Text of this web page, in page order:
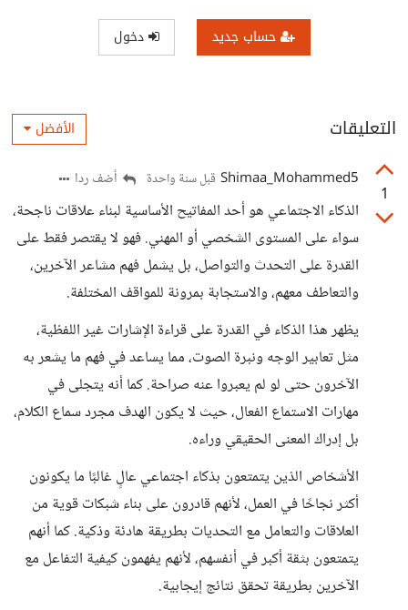
حساب جديد دخول
التعليقات الأفضل
1
Shimaa_Mohammed5 قبل سنة واحدة أضف ردا
الذكاء الاجتماعي هو أحد المفاتيح الأساسية لبناء علاقات ناجحة،
سواء على المستوى الشخصي أو المهني. فهو لا يقتصر فقط على
القدرة على التحدث والتواصل، بل يشمل فهم مشاعر الآخرين،
والتعاطف معهم، والاستجابة بمرونة للمواقف المختلفة.
يظهر هذا الذكاء في القدرة على قراءة الإشارات غير اللفظية،
مثل تعابير الوجه ونبرة الصوت، مما يساعد في فهم ما يشعر به
الآخرون حتى لو لم يعبروا عنه صراحة. كما أنه يتجلى في
مهارات الاستماع الفعال، حيث لا يكون الهدف مجرد سماع الكلام،
بل إدراك المعنى الحقيقي وراءه.
الأشخاص الذين يتمتعون بذكاء اجتماعي عالٍ غالبًا ما يكونون
أكثر نجاحًا في العمل، لأنهم قادرون على بناء شبكات قوية من
العلاقات والتعامل مع التحديات بطريقة هادئة وذكية. كما أنهم
يتمتعون بثقة أكبر في أنفسهم، لأنهم يفهمون كيفية التفاعل مع
الآخرين بطريقة تحقق نتائج إيجابية.